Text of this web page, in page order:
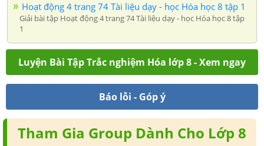
Hoạt động 4 trang 74 Tài liệu dạy - học Hóa học 8 tập 1
Giải bài tập Hoạt động 4 trang 74 Tài liệu dạy - học Hóa học 8 tập
1
Luyện Bài Tập Trắc nghiệm Hóa lớp 8 - Xem ngay
Báo lỗi - Góp ý
Tham Gia Group Dành Cho Lớp 8